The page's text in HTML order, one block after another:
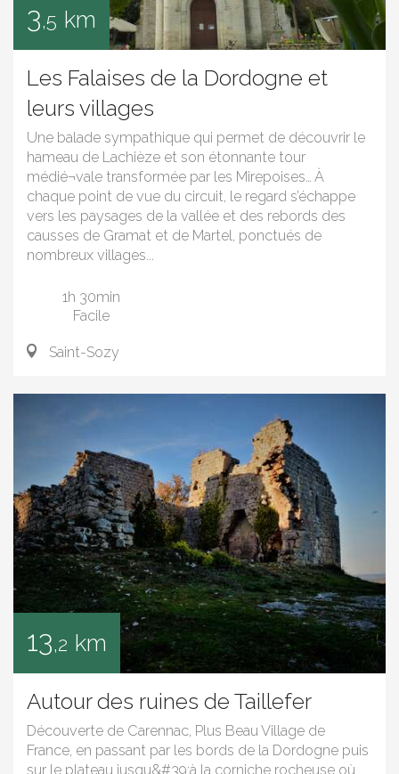
3,5 km
Les Falaises de la Dordogne et
leurs villages
Une balade sympathique qui permet de découvrir le
hameau de Lachièze et son étonnante tour
médié¬vale transformée par les Mirepoises… À
chaque point de vue du circuit, le regard s’échappe
vers les paysages de la vallée et des rebords des
causses de Gramat et de Martel, ponctués de
nombreux villages...
1h 30min
Facile
Saint-Sozy
13,2 km
Autour des ruines de Taillefer
Découverte de Carennac, Plus Beau Village de
France, en passant par les bords de la Dordogne puis
sur le plateau jusqu&#39;à la corniche rocheuse où